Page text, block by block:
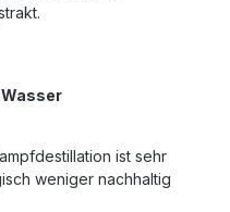
ist sehr
weniger nachhaltig